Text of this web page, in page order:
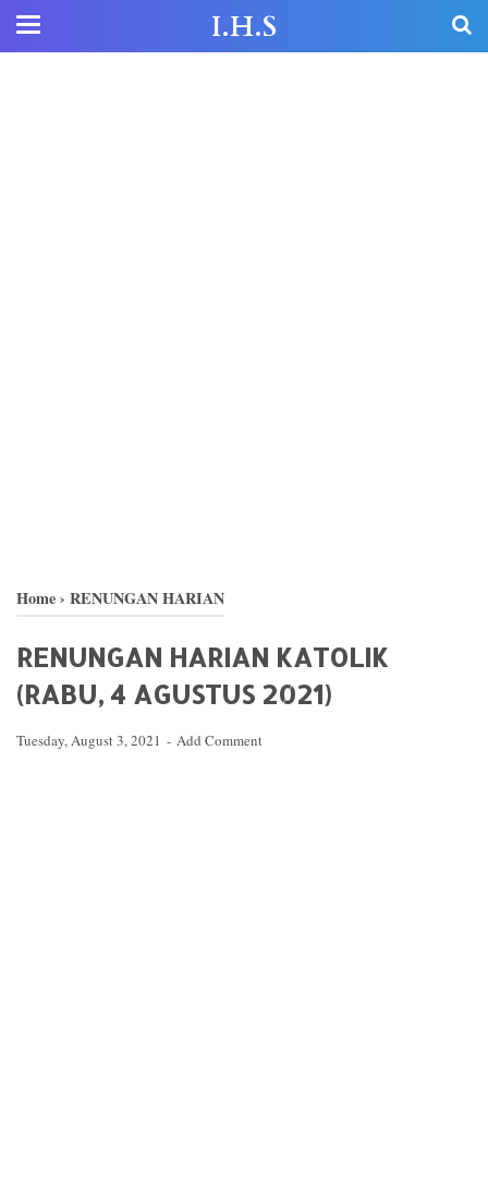
I.H.S
Home› RENUNGAN HARIAN
RENUNGAN HARIAN KATOLIK
(RABU, 4 AGUSTUS 2021)
Tuesday, August 3, 2021 Add Comment